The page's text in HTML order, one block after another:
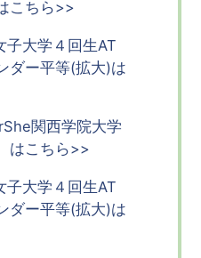
こちら>>
子大学４回生AT
ダー平等(拡大)は
関西学院大学
はこちら>>
子大学４回生AT
ダー平等(拡大)は